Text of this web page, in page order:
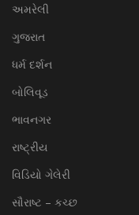
અમરેલી
ગુજરાત
ધર્મ દર્શન
બોલિવૂડ
ભાવનગર
રાષ્ટ્રીય
વિડિયો ગેલેરી
સૌરાષ્ટ – કચ્છ